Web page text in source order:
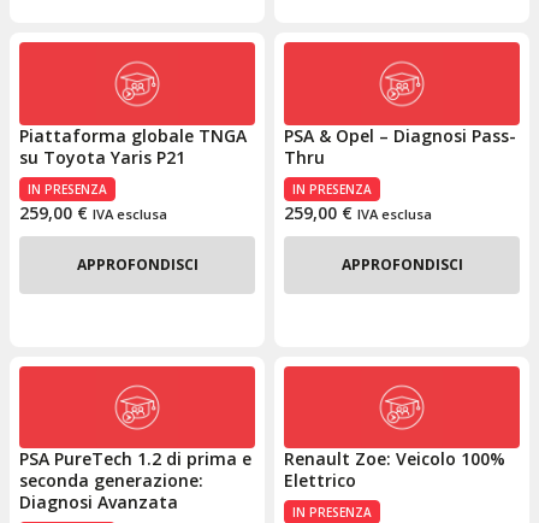
Piattaforma globale TNGA
su Toyota Yaris P21
IN PRESENZA
259,00 € IVA esclusa
APPROFONDISCI
PSA & Opel – Diagnosi Pass-
Thru
IN PRESENZA
259,00 € IVA esclusa
APPROFONDISCI
PSA PureTech 1.2 di prima e
seconda generazione:
Diagnosi Avanzata
Renault Zoe: Veicolo 100%
Elettrico
IN PRESENZA